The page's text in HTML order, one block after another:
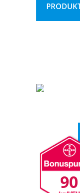
90